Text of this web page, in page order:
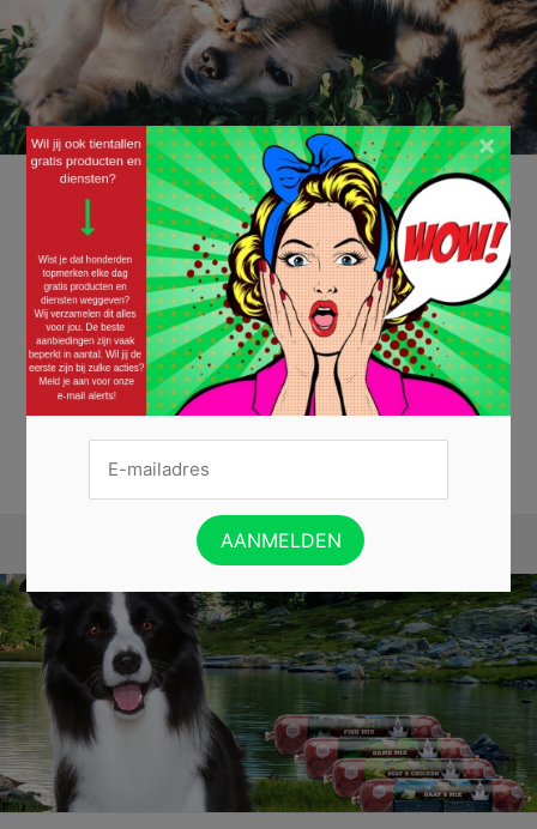
Gratis puppy- of kittenpakket t.w.v. € 11,95
02/05/2019 · GRATIS DIERENVOEDING,GRATIS PRODUCTEN
Maak je kleine vriendje of vriendinnetje superblij met een gratis puppy-
of kittenpakket t.w.v. € 11,95! Zo’n pakket zit vol met verrukkelijk en
gezond voer speciaal voor de ontwikkeling van jouw trouwe
huisdiertje. Naast dit pakket ontvang je ook nog eens de maandelijkse
puppy- of kittenmailing waarin je alles leest over de fase waar je pup of
kitten...Lees verder »
ONTVANG EEN GRATIS PAKKET »
×